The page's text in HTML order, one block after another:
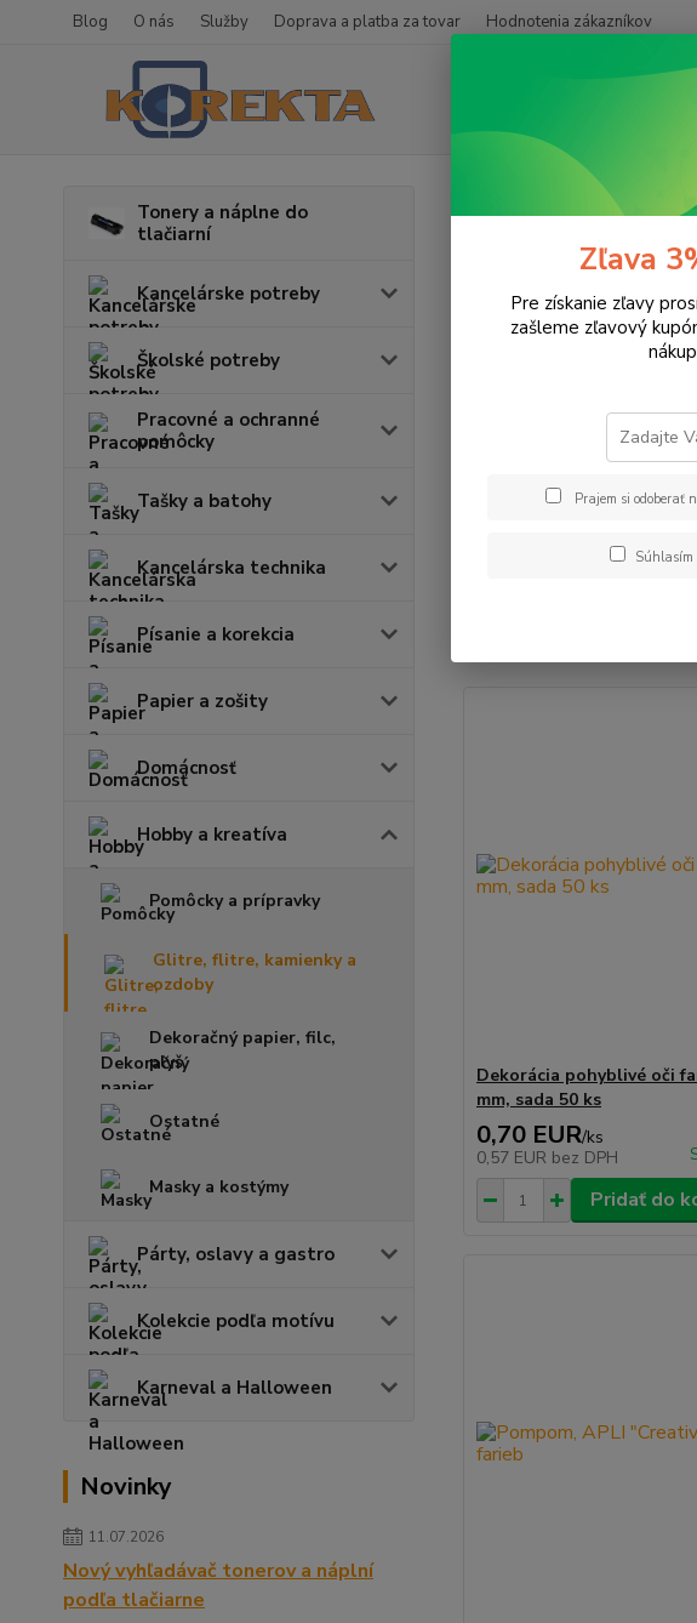
Blog O nás Služby Doprava a platba za tovar Hodnotenia zákazníkov
Tonery a náplne do
tlačiarní
Kancelárske potreby
Školské potreby
Pracovné a ochranné
pomôcky
Tašky a batohy
Kancelárska technika
Písanie a korekcia
Papier a zošity
Domácnosť
Hobby a kreatíva
Pomôcky a prípravky
Glitre, flitre, kamienky a
ozdoby
Dekoračný papier, filc,
plyš
Ostatné
Masky a kostýmy
Párty, oslavy a gastro
Kolekcie podľa motívu
Karneval a Halloween
Novinky
11.07.2026
Nový vyhľadávač tonerov a náplní
podľa tlačiarne
Hobby a kreatíva
Glitre, flitre,
EUR
Dekorácia pohyblivé oči
mm, sada 50 ks
0,70 EUR/ks
0,57 EUR bez DPH
Pridať do
Zľava
Pre získanie zľavy
zašleme zľavový
Prajem si odoberať
Súhlasím